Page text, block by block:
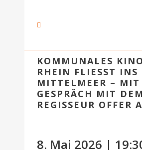
KOMMUNALES
RHEIN FLIESST INS M
ITTELMEER – MIT G
ESPRÄCH MIT DEM R
EGISSEUR OFFER
8. Mai 2026 |